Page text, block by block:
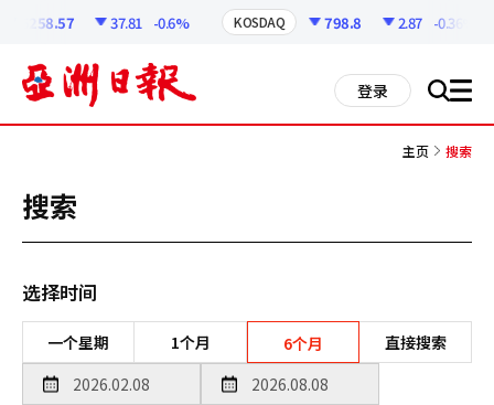
6258.57 37.81 -0.6% KOSDAQ 798.8 2.87 -0.36%
登录 搜 all
主页 搜索
搜索
选择时间
一个星期 1个月 6个月 直接搜索